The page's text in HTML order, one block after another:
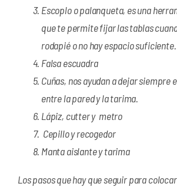
Escoplo o palanqueta, es una
que te permite fijar las tablas
rodapié o no hay espacio suficiente.
Falsa escuadra
Cuñas, nos ayudan a dejar siempre
entre la pared y la tarima.
Lápiz, cutter y metro
Cepillo y recogedor
Manta aislante y tarima
Los pasos que hay que seguir para